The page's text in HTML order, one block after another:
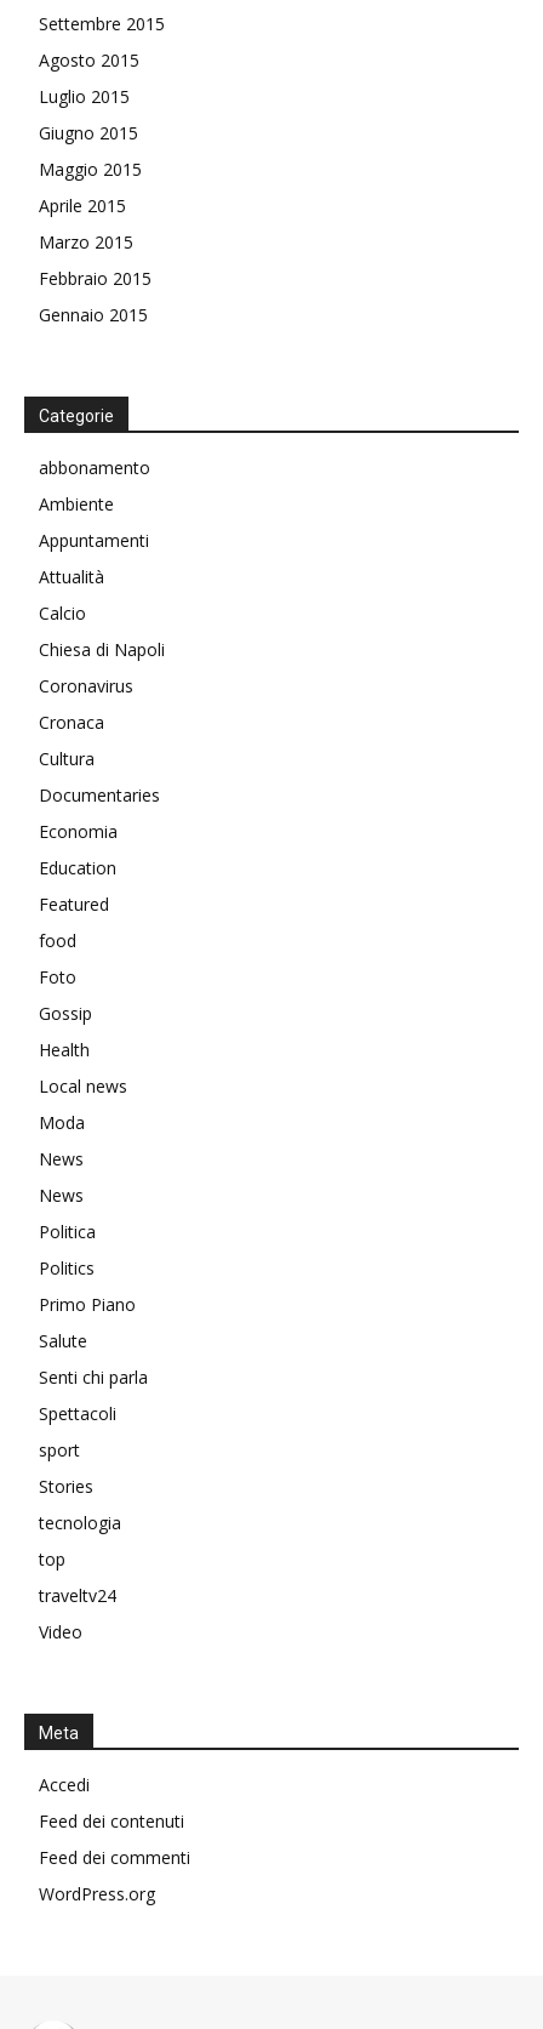
Settembre 2015
Agosto 2015
Luglio 2015
Giugno 2015
Maggio 2015
Aprile 2015
Marzo 2015
Febbraio 2015
Gennaio 2015
Categorie
abbonamento
Ambiente
Appuntamenti
Attualità
Calcio
Chiesa di Napoli
Coronavirus
Cronaca
Cultura
Documentaries
Economia
Education
Featured
food
Foto
Gossip
Health
Local news
Moda
News
News
Politica
Politics
Primo Piano
Salute
Senti chi parla
Spettacoli
sport
Stories
tecnologia
top
traveltv24
Video
Meta
Accedi
Feed dei contenuti
Feed dei commenti
WordPress.org